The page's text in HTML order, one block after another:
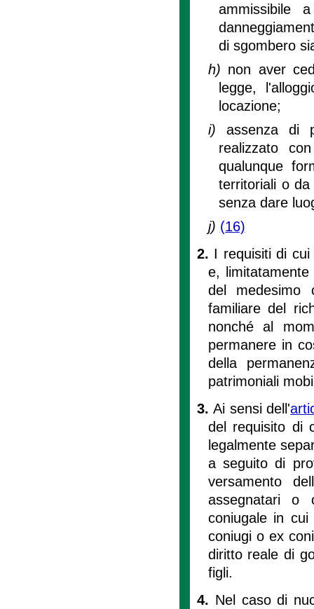
ammissibile
di sgombero
h) non aver
legge,
locazione;
i) assenza di
realizzato
qualunque
territoriali o
senza dare
j) (16)
2. I requisiti di
e,
del medesimo
familiare del
nonché al
permanere in
della
patrimoniali
3.Ai sensi dell'
del requisito di
legalmente
a seguito di
versamento
assegnatari o
coniugale in
coniugi o ex
diritto reale di
figli.
4. Nel caso di